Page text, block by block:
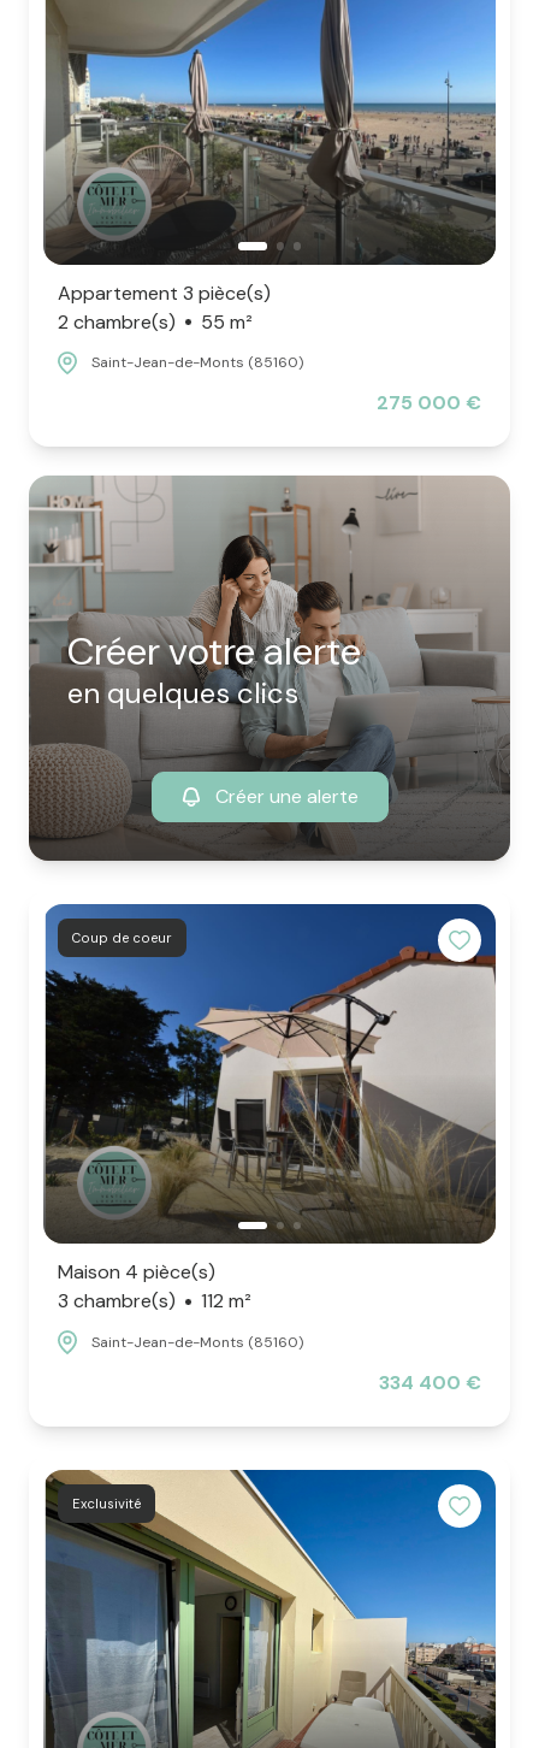
Appartement 3 pièce(s)
2 chambre(s)
55 m²
Saint-Jean-de-Monts (85160)
275 000 €
Créer votre alerte
en quelques clics
Créer une alerte
Coup de coeur
Maison 4 pièce(s)
3 chambre(s)
112 m²
Saint-Jean-de-Monts (85160)
334 400 €
Exclusivité